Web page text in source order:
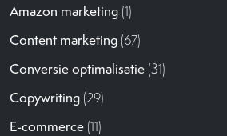
Amazon marketing (1)
Content marketing (67)
Conversie optimalisatie (31)
Copywriting (29)
E-commerce (11)